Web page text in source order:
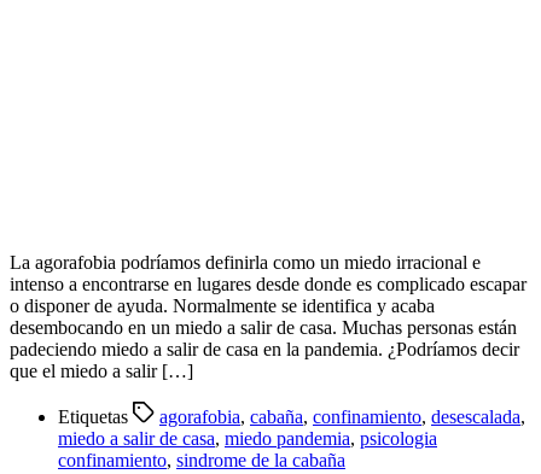
La agorafobia podríamos definirla como un miedo irracional e
intenso a encontrarse en lugares desde donde es complicado escapar
o disponer de ayuda. Normalmente se identifica y acaba
desembocando en un miedo a salir de casa. Muchas personas están
padeciendo miedo a salir de casa en la pandemia. ¿Podríamos decir
que el miedo a salir […]
Etiquetas agorafobia, cabaña, confinamiento, desescalada,
miedo a salir de casa, miedo pandemia, psicologia
confinamiento, sindrome de la cabaña